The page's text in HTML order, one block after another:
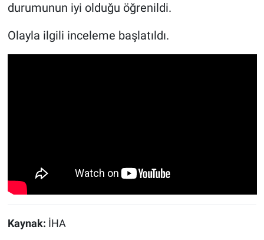
durumunun iyi olduğu öğrenildi.
Olayla ilgili inceleme başlatıldı.
Kaynak: İHA